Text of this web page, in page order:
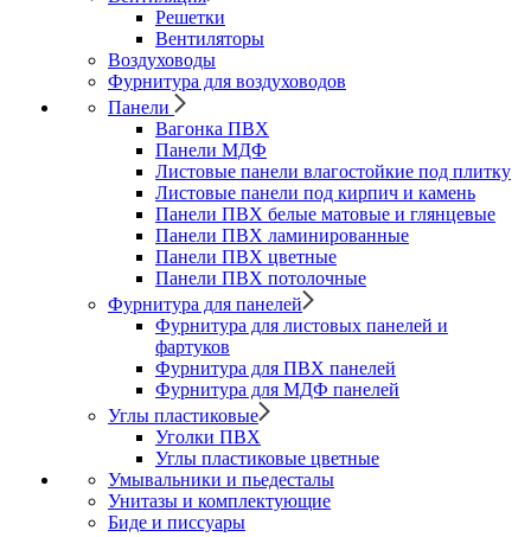
Решетки
Вентиляторы
Воздуховоды
Фурнитура для воздуховодов
Панели
Вагонка ПВХ
Панели МДФ
Листовые панели влагостойкие под плитку
Листовые панели под кирпич и камень
Панели ПВХ белые матовые и глянцевые
Панели ПВХ ламинированные
Панели ПВХ цветные
Панели ПВХ потолочные
Фурнитура для панелей
Фурнитура для листовых панелей и
фартуков
Фурнитура для ПВХ панелей
Фурнитура для МДФ панелей
Углы пластиковые
Уголки ПВХ
Углы пластиковые цветные
Умывальники и пьедесталы
Унитазы и комплектующие
Биде и писсуары